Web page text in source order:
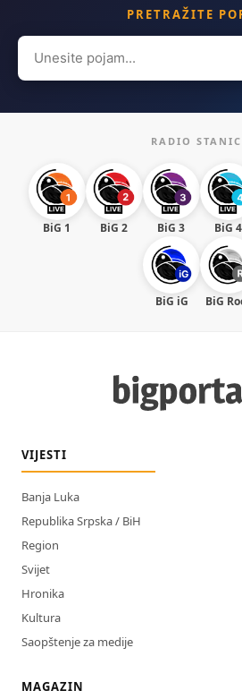
PRETRAŽITE
Search
for:
RADIO
BiG 1 BiG 2 BiG 3 BiG 4
BiG iG BiG
VIJESTI
Banja Luka
Republika Srpska / BiH
Region
Svijet
Hronika
Kultura
Saopštenje za medije
MAGAZIN